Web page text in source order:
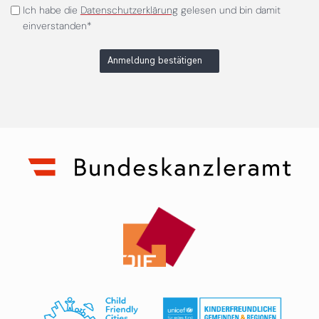
Ich habe die Datenschutzerklärunggelesen und bin damit
einverstanden*
Anmeldung bestätigen